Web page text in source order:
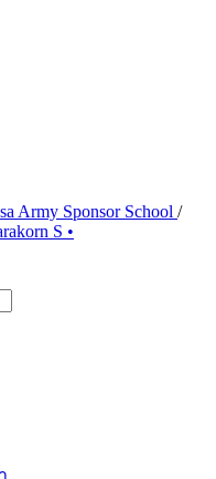
Army Sponsor School
S •